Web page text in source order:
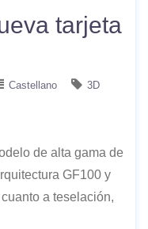
tarjeta
Castellano
3D
de alta gama de
GF100 y
a teselación,